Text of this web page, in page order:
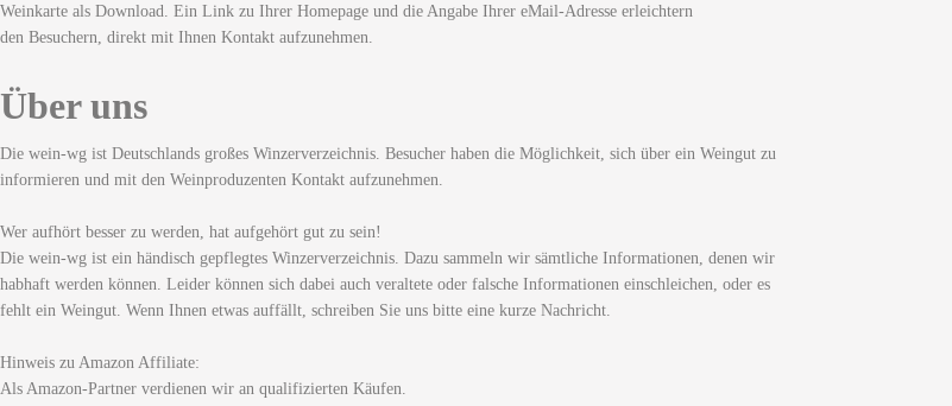
Weinkarte als Download. Ein Link zu Ihrer Homepage und die Angabe Ihrer eMail-Adresse erleichtern
den Besuchern, direkt mit Ihnen Kontakt aufzunehmen.
Über uns
Die wein-wg ist Deutschlands großes Winzerverzeichnis. Besucher haben die Möglichkeit, sich über ein Weingut zu
informieren und mit den Weinproduzenten Kontakt aufzunehmen.
Wer aufhört besser zu werden, hat aufgehört gut zu sein!
Die wein-wg ist ein händisch gepflegtes Winzerverzeichnis. Dazu sammeln wir sämtliche Informationen, denen wir
habhaft werden können. Leider können sich dabei auch veraltete oder falsche Informationen einschleichen, oder es
fehlt ein Weingut. Wenn Ihnen etwas auffällt, schreiben Sie uns bitte eine kurze Nachricht.
Hinweis zu Amazon Affiliate:
Als Amazon-Partner verdienen wir an qualifizierten Käufen.